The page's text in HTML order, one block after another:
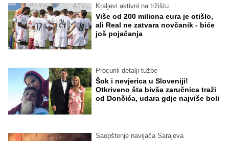
Kraljevi aktivni na tržištu
Više od 200 miliona eura je otišlo,
ali Real ne zatvara novčanik - biće
još pojačanja
Procurili detalji tužbe
Šok i nevjerica u Sloveniji!
Otkriveno šta bivša zaručnica traži
od Dončića, udara gdje najviše boli
Saopštenje navijača Sarajeva